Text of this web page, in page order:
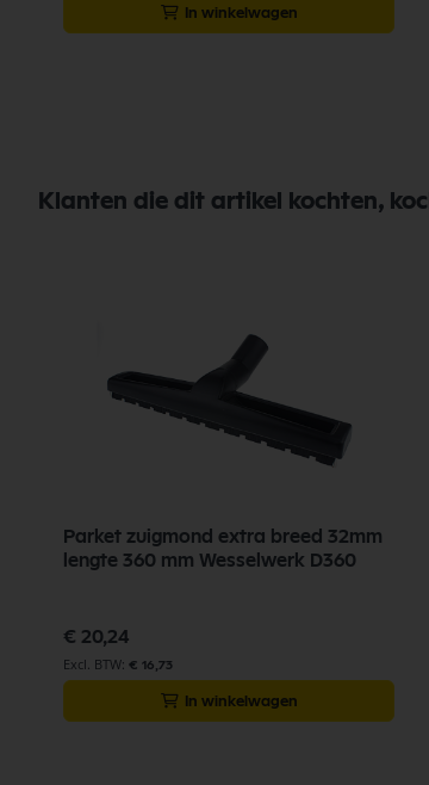
In winkelwagen
Klanten die dit artikel kochten,
Parket zuigmond extra breed 32mm
lengte 360 mm Wesselwerk D360
€ 20,24
€ 16,73
In winkelwagen